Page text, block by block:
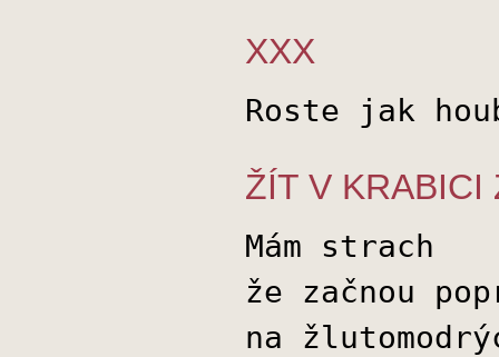
XXX
Roste jak
ŽÍT V KRABICI
Mám strach
že začnou
na